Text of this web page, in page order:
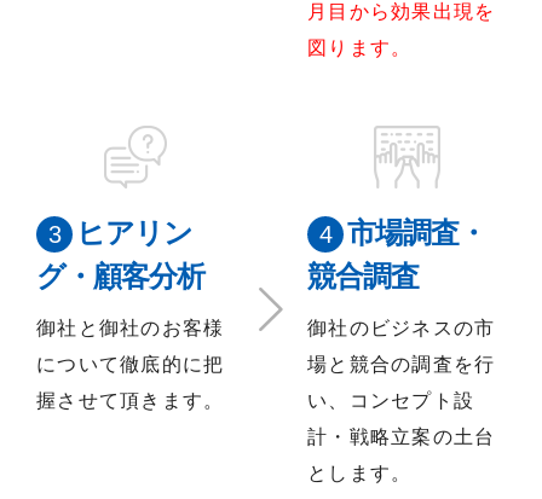
月目から効果出現を
図ります。
ヒアリン
グ・顧客分析
御社と御社のお客様
について徹底的に把
握させて頂きます。
市場調査・
競合調査
御社のビジネスの市
場と競合の調査を行
い、コンセプト設
計・戦略立案の土台
とします。